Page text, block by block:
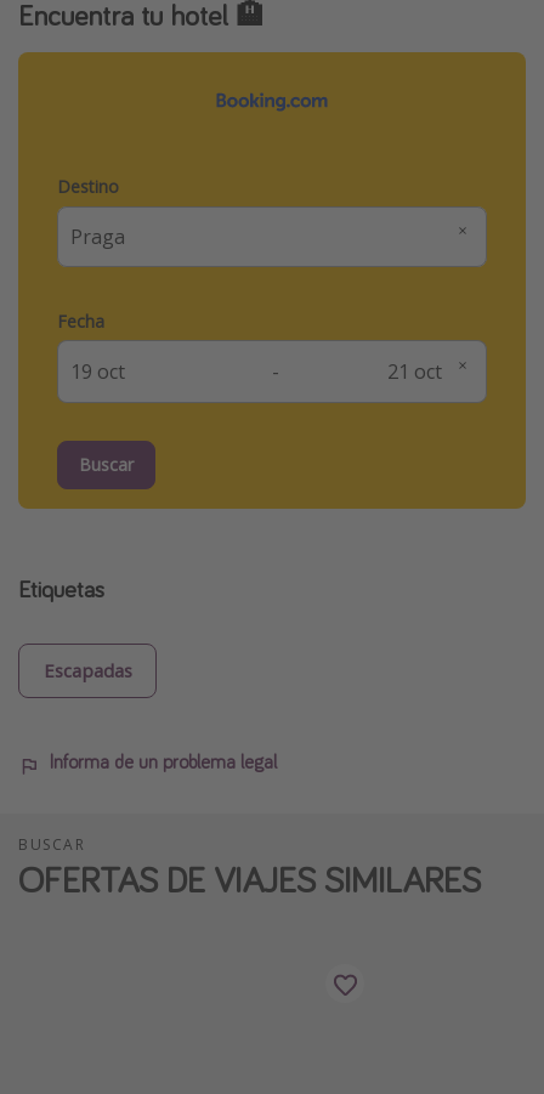
Encuentra tu hotel 🏨
Destino
Fecha
-
Buscar
Etiquetas
Escapadas
Informa de un problema legal
BUSCAR
OFERTAS DE VIAJES SIMILARES